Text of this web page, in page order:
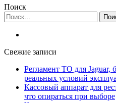
Поиск
Найти:
Свежие записи
Регламент ТО для Jaguar,
реальных условий
Кассовый аппарат для
что опираться при выборе